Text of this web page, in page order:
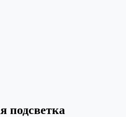
подсветка